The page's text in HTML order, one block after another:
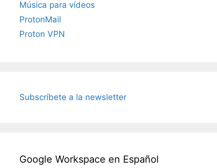
Música para vídeos
ProtonMail
Proton VPN
Subscríbete a la newsletter
Google Workspace en Español